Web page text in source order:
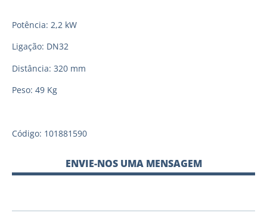
Potência: 2,2 kW
Ligação: DN32
Distância: 320 mm
Peso: 49 Kg
Código: 101881590
ENVIE-NOS UMA MENSAGEM